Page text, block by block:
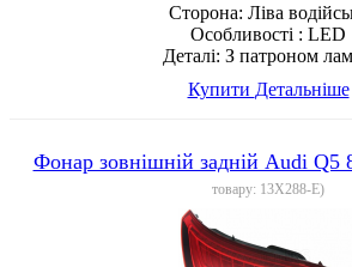
Сторона: Ліва
Особливості : LED
Деталі: З патроном
Купити Детальніше
Фонар зовнішній задній Audi Q5
товару: 13X288-E)